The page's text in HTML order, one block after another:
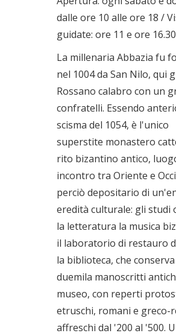
dalle ore 10 alle ore 18 /
guidate: ore 11 e ore
La millenaria Abbazia fu
nel 1004 da San Nilo, qui
Rossano calabro con un
confratelli. Essendo
scisma del 1054, è l'unico
superstite monastero
rito bizantino antico,
incontro tra Oriente e
perciò depositario di
eredità culturale: gli studi
la letteratura la musica
il laboratorio di restauro
la biblioteca, che conserva
duemila manoscritti
museo, con reperti
etruschi, romani e greco-
affreschi dal '200 al '500.